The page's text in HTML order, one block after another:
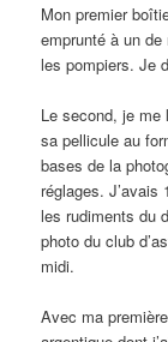
Mon premier
emprunté à un
les pompiers. Je
Le second, je me
sa pellicule au
bases de la
réglages. J’avais
les rudiments du
photo du club
midi.
Avec ma